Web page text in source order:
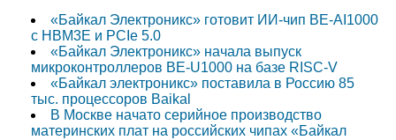
«Байкал Электроникс» готовит ИИ-чип BE-AI1000
с HBM3E и PCIe 5.0
«Байкал Электроникс» начала выпуск
микроконтроллеров BE-U1000 на базе RISC-V
«Байкал электроникс» поставила в Россию 85
тыс. процессоров Baikal
В Москве начато серийное производство
материнских плат на российских чипах «Байкал